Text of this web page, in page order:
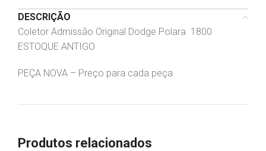
DESCRIÇÃO
Coletor Admissão Original Dodge Polara 1800
ESTOQUE ANTIGO
PEÇA NOVA – Preço para cada peça
Produtos relacionados